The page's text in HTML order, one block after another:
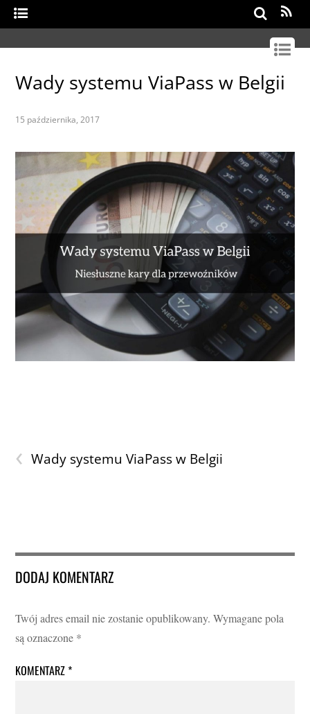
Wady systemu ViaPass w Belgii
15 października, 2017
‹ Wady systemu ViaPass w Belgii
DODAJ KOMENTARZ
Twój adres email nie zostanie opublikowany. Wymagane pola
są oznaczone *
KOMENTARZ*